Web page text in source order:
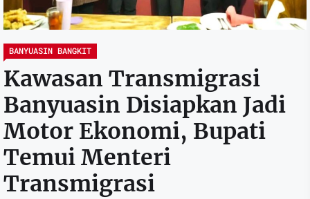
BANYUASIN BANGKIT
Kawasan Transmigrasi
Banyuasin Disiapkan Jadi
Motor Ekonomi, Bupati
Temui Menteri
Transmigrasi